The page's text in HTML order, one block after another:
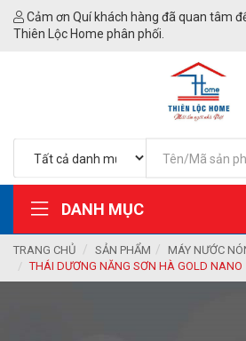
Cảm ơn Quí khách hàng đã quan tâm
Thiên Lộc Home phân phối.
DANH MỤC
TRANG CHỦ SẢN PHẨM
MÁY NƯỚC
THÁI DƯƠNG NĂNG SƠN HÀ GOLD NANO